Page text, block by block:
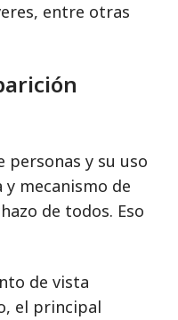
entre otras
personas y su uso
mecanismo de
de todos. Eso
de vista
el principal